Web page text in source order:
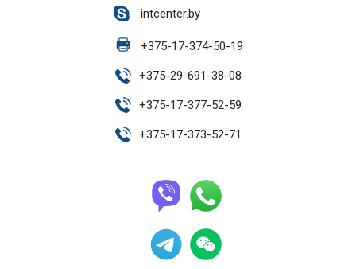
intcenter.by
+375-17-374-50-19
+375-29-691-38-08
+375-17-377-52-59
+375-17-373-52-71